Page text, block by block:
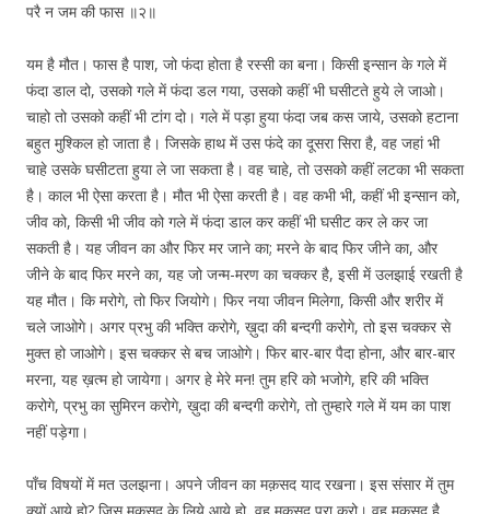
परै न जम की फास ॥२॥
यम है मौत। फास है पाश, जो फंदा होता है रस्सी का बना। किसी इन्सान के गले में
फंदा डाल दो, उसको गले में फंदा डल गया, उसको कहीं भी घसीटते हुये ले जाओ।
चाहो तो उसको कहीं भी टांग दो। गले में पड़ा हुया फंदा जब कस जाये, उसको हटाना
बहुत मुश्किल हो जाता है। जिसके हाथ में उस फंदे का दूसरा सिरा है, वह जहां भी
चाहे उसके घसीटता हुया ले जा सकता है। वह चाहे, तो उसको कहीं लटका भी सकता
है। काल भी ऐसा करता है। मौत भी ऐसा करती है। वह कभी भी, कहीं भी इन्सान को,
जीव को, किसी भी जीव को गले में फंदा डाल कर कहीं भी घसीट कर ले कर जा
सकती है। यह जीवन का और फिर मर जाने का; मरने के बाद फिर जीने का, और
जीने के बाद फिर मरने का, यह जो जन्म-मरण का चक्कर है, इसी में उलझाई रखती है
यह मौत। कि मरोगे, तो फिर जियोगे। फिर नया जीवन मिलेगा, किसी और शरीर में
चले जाओगे। अगर प्रभु की भक्ति करोगे, ख़ुदा की बन्दगी करोगे, तो इस चक्कर से
मुक्त हो जाओगे। इस चक्कर से बच जाओगे। फिर बार-बार पैदा होना, और बार-बार
मरना, यह ख़त्म हो जायेगा। अगर हे मेरे मन! तुम हरि को भजोगे, हरि की भक्ति
करोगे, प्रभु का सुमिरन करोगे, ख़ुदा की बन्दगी करोगे, तो तुम्हारे गले में यम का पाश
नहीं पड़ेगा।
पाँच विषयों में मत उलझना। अपने जीवन का मक़सद याद रखना। इस संसार में तुम